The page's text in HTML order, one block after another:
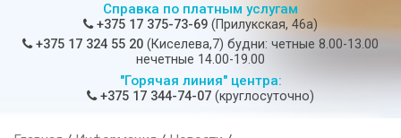
Справка по платным услугам
+375 17 375-73-69 (Прилукская, 46а)
+375 17 324 55 20 (Киселева,7) будни: четные 8.00-13.00
нечетные 14.00-19.00
"Горячая линия" центра:
+375 17 344-74-07 (круглосуточно)